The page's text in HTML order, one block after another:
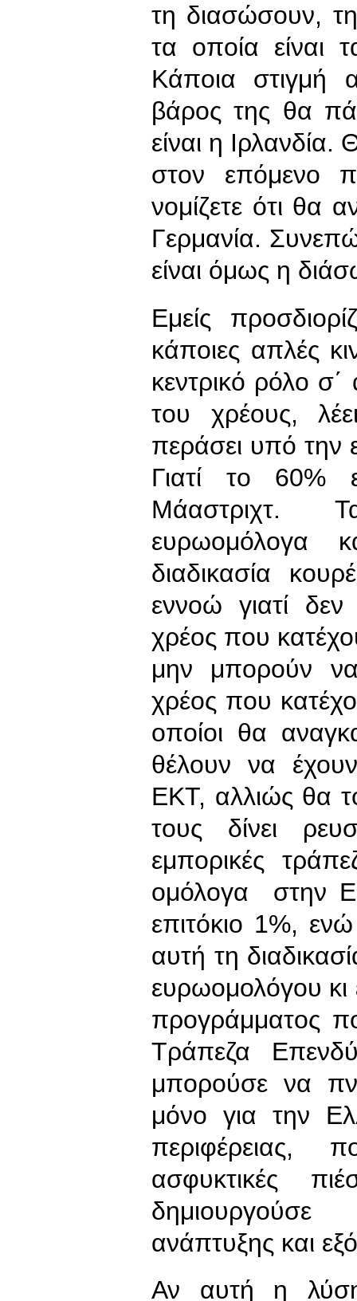
τη διασώσουν,
τα οποία είναι
Κάποια στιγμή
βάρος της θα
είναι η
στον επόμενο
νομίζετε ότι θα
Γερμανία.
είναι όμως η
Εμείς
κάποιες απλές
κεντρικό ρόλο
του χρέους,
περάσει υπό την
Γιατί το 60%
Μάαστριχτ.
ευρωομόλογα
διαδικασία
εννοώ γιατί
χρέος που
μην μπορούν
χρέος που
οποίοι θα
θέλουν να
ΕΚΤ, αλλιώς θα
τους δίνει
εμπορικές
ομόλογα στην
επιτόκιο 1%,
αυτή τη
ευρωομολόγου κι
προγράμματος
Τράπεζα
μπορούσε να
μόνο για την
περιφέρειας,
ασφυκτικές
ανάπτυξης και
Αν αυτή η λύση